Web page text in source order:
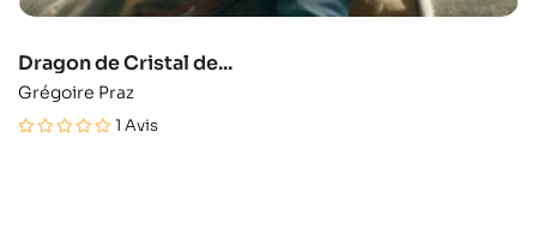
Dragon de Cristal de...
Grégoire Praz
1 Avis